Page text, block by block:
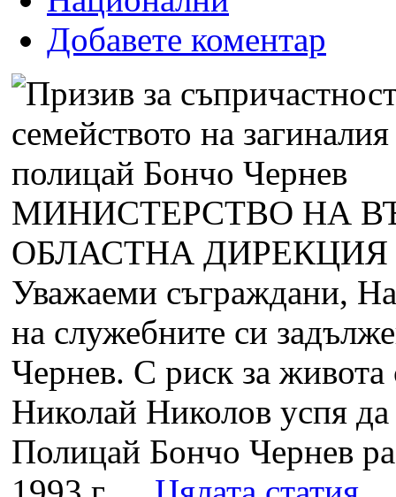
Добавете коментар
МИНИСТЕРСТВО НА
ОБЛАСТНА ДИРЕКЦИЯ
Уважаеми съграждани,
на служебните си
Чернев. С риск за
Николай Николов успя
Полицай Бончо Чернев